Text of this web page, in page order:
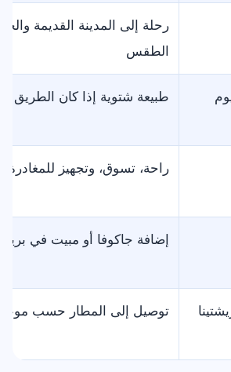
رحلة إلى المدينة القديمة
الطقس
طبيعة شتوية إذا كان الطريق
راحة، تسوق، وتجهيز للمغادرة
إضافة جاكوفا أو مبيت في
توصيل إلى المطار حسب موعد